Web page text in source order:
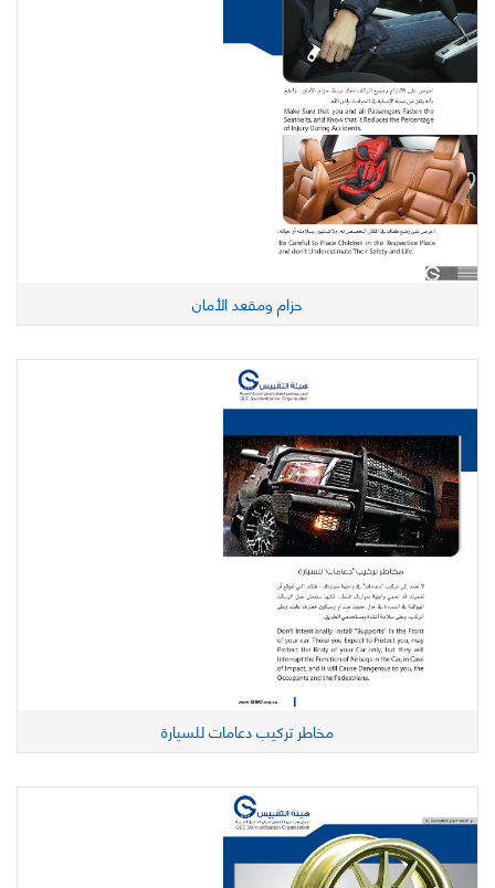
حزام ومقعد الأمان
مخاطر تركيب دعامات للسيارة